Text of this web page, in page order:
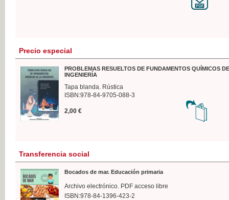
Precio especial
PROBLEMAS RESUELTOS DE FUNDAMENTOS QUÍMICOS
INGENIERÍA
Tapa blanda. Rústica
ISBN:978-84-9705-088-3
2,00 €
Transferencia social
Bocados de mar. Educación primaria
Archivo electrónico. PDF acceso libre
ISBN:978-84-1396-423-2